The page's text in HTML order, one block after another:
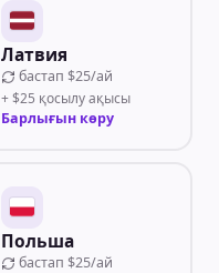
Латвия
бастап $25/ай
+ $25 қосылу ақысы
Барлығын көру
Польша
бастап $25/ай